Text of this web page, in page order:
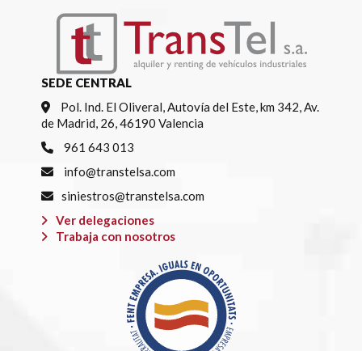
SEDE CENTRAL
Pol. Ind. El Oliveral, Autovía del Este, km 342, Av.
de Madrid, 26, 46190 Valencia
961 643 013
info@transtelsa.com
siniestros@transtelsa.com
Ver delegaciones
Trabaja con nosotros